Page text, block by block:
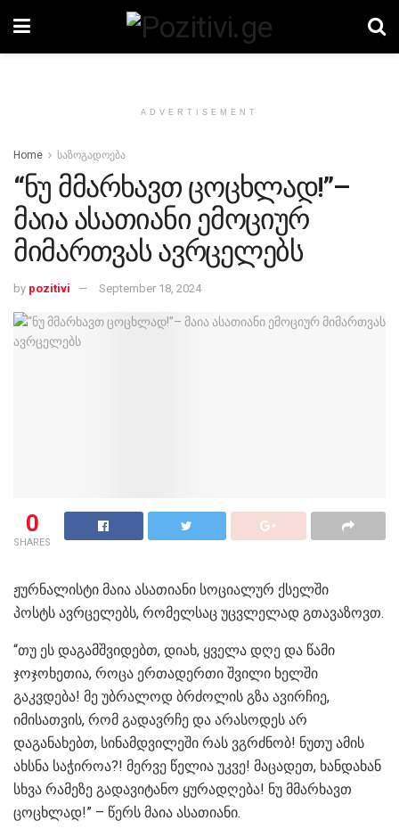
ADVERTISEMENT
Home საზოგადოება
“ნუ მმარხავთ ცოცხლად!”–
მაია ასათიანი ემოციურ
მიმართვას ავრცელებს
by pozitivi September 18, 2024
0
SHARES
ჟურნალისტი მაია ასათიანი სოციალურ ქსელში
პოსტს ავრცელებს, რომელსაც უცვლელად გთავაზოვთ.
“თუ ეს დაგამშვიდებთ, დიახ, ყველა დღე და წამი
ჯოჯოხეთია, როცა ერთადერთი შვილი ხელში
გაკვდება! მე უბრალოდ ბრძოლის გზა ავირჩიე,
იმისათვის, რომ გადავრჩე და არასოდეს არ
დაგანახებთ, სინამდვილეში რას ვგრძნობ! ნუთუ ამის
ახსნა საჭიროა?! მერვე წელია უკვე! მაცადეთ, ხანდახან
სხვა რამეზე გადავიტანო ყურადღება! ნუ მმარხავთ
ცოცხლად!” – წერს მაია ასათიანი.